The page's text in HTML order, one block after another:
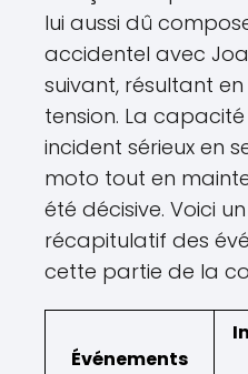
lui aussi dû
accidentel avec
suivant, résultant
tension. La
incident sérieux en
moto tout en
été décisive. Voici
récapitulatif des
cette partie de la
Événements